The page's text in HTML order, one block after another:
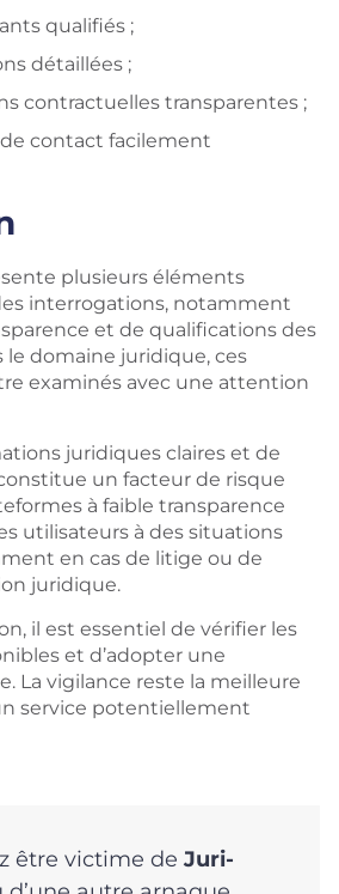
qualifiés ;
détaillées ;
contractuelles transparentes ;
contact facilement
plusieurs éléments
interrogations, notamment
et de qualifications des
le domaine juridique, ces
examinés avec une attention
juridiques claires et de
un facteur de risque
à faible transparence
utilisateurs à des situations
en cas de litige ou de
juridique.
il est essentiel de vérifier les
et d’adopter une
La vigilance reste la meilleure
service potentiellement
être victime de Juri-